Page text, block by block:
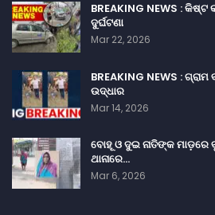
BREAKING NEWS :
ଦୁର୍ଘଟଣା
Mar 22, 2026
BREAKING NEWS :
ଉଦ୍ଧାର
Mar 14, 2026
ବୋହୂ ଓ ଦୁଇ ନାତିଙ୍କ ମାଡ଼ରେ
ଥାନାରେ…
Mar 6, 2026